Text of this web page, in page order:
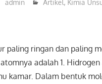
admin Artikel, Kimia
paling ringan dan paling
adalah 1.
kamar. Dalam bentuk